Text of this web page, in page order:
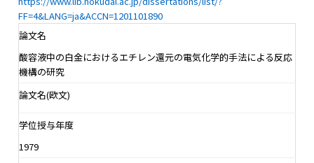
FF=4&LANG=ja&ACCN=1201101890
論文名
酸容液中の白金におけるエチレン還元の電気化学的手法による反応
機構の研究
論文名(欧文)
学位授与年度
1979